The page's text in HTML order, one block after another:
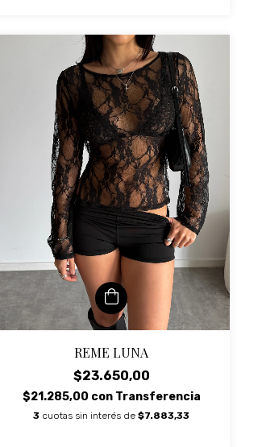
REME LUNA
$23.650,00
$21.285,00 con Transferencia
3 cuotas sin interés de$7.883,33